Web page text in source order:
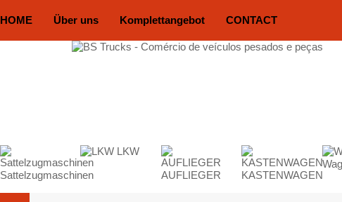
HOME Über uns Komplettangebot CONTACT
Sattelzugmaschinen
LKW
AUFLIEGER
KASTENWAGEN